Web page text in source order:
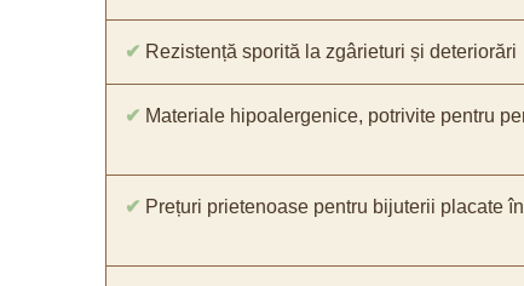
✔ Rezistență sporită la zgârieturi și deteriorări
✔ Materiale hipoalergenice, potrivite pentru
✔ Prețuri prietenoase pentru bijuterii placate